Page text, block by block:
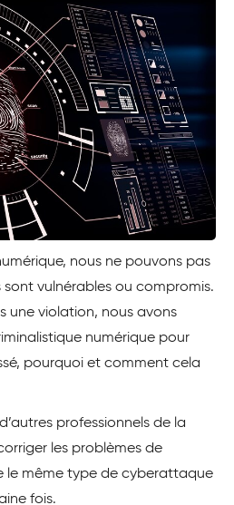
nous ne pouvons pas
sont vulnérables ou compromis.
une violation, nous avons
numérique pour
pourquoi et comment cela
professionnels de la
les problèmes de
le même type de cyberattaque
fois.